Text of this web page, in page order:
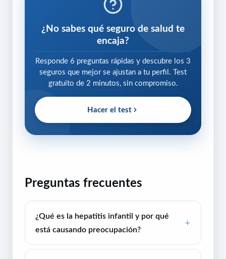
¿No sabes qué seguro de salud te
encaja?
Responde 6 preguntas rápidas y descubre los 3
seguros que mejor se ajustan a tu perfil. Test
gratuito de 2 minutos, sin compromiso.
Hacer el test
Preguntas frecuentes
¿Qué es la hepatitis infantil y por qué
está causando preocupación?